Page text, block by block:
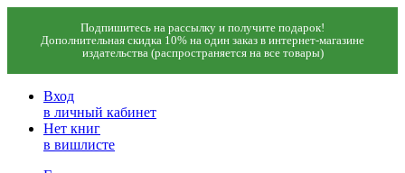
Подпишитесь на рассылку и получите подарок!
Дополнительная скидка 10% на один заказ в интернет-магазине
издательства (распространяется на все товары)
Вход
в личный кабинет
Нет книг
в вишлисте